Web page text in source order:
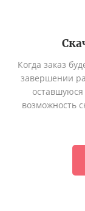
Когда заказ
завершении
возможность